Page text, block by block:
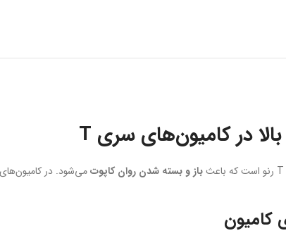
باز و بسته شدن روان کاپوتمی‌شود. در